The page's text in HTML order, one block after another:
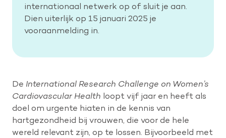
internationaal netwerk op of sluit je aan.
Dien uiterlijk op 15 januari 2025 je
vooraanmelding in.
De International Research Challenge on Women’s
Cardiovascular Health loopt vijf jaar en heeft als
doel om urgente hiaten in de kennis van
hartgezondheid bij vrouwen, die voor de hele
wereld relevant zijn, op te lossen. Bijvoorbeeld met